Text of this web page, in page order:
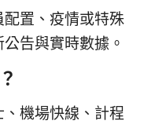
置、疫情或特殊
告與實時數據。
機場快線、計程